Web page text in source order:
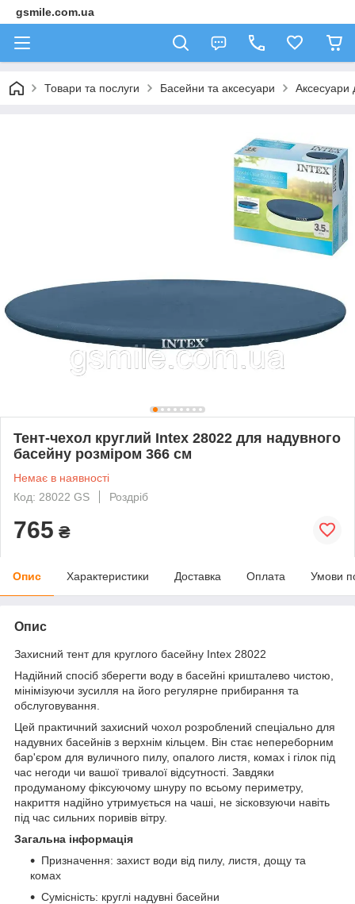
gsmile.com.ua
Товари та послуги Басейни та аксесуари Аксесуари
Тент-чехол круглий Intex 28022 для надувного
басейну розміром 366 см
Немає в наявності
Код: 28022 GS
Роздріб
765 ₴
Опис Характеристики Доставка Оплата Умови
Опис
Захисний тент для круглого басейну Intex 28022
Надійний спосіб зберегти воду в басейні кришталево чистою,
мінімізуючи зусилля на його регулярне прибирання та
обслуговування.
Цей практичний захисний чохол розроблений спеціально для
надувних басейнів з верхнім кільцем. Він стає непереборним
бар'єром для вуличного пилу, опалого листя, комах і гілок під
час негоди чи вашої тривалої відсутності. Завдяки
продуманому фіксуючому шнуру по всьому периметру,
накриття надійно утримується на чаші, не зісковзуючи навіть
під час сильних поривів вітру.
Загальна інформація
Призначення: захист води від пилу, листя, дощу та
комах
Сумісність: круглі надувні басейни